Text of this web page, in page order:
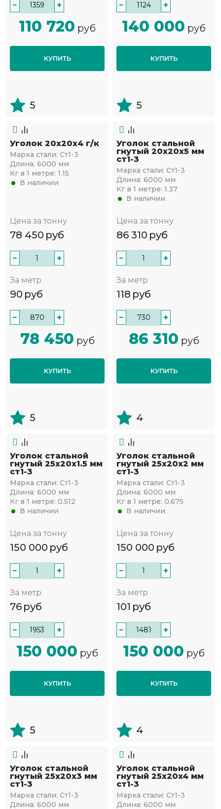
− +
110 720 руб
КУПИТЬ
5
− +
140 000 руб
КУПИТЬ
5
Уголок 20х20х4 г/к
Марка стали: Ст1-3
Длина: 6000 мм
Кг в 1 метре: 1.15
В наличии
Цена за тонну
78 450 руб
− +
За метр
90 руб
− +
78 450 руб
КУПИТЬ
5
Уголок стальной
гнутый 20х20x5 мм
ст1-3
Марка стали: Ст1-3
Длина: 6000 мм
Кг в 1 метре: 1.37
В наличии
Цена за тонну
86 310 руб
− +
За метр
118 руб
− +
86 310 руб
КУПИТЬ
4
Уголок стальной
гнутый 25х20x1.5 мм
ст1-3
Марка стали: Ст1-3
Длина: 6000 мм
Кг в 1 метре: 0.512
В наличии
Цена за тонну
150 000 руб
− +
За метр
76 руб
− +
150 000 руб
КУПИТЬ
5
Уголок стальной
гнутый 25х20x2 мм
ст1-3
Марка стали: Ст1-3
Длина: 6000 мм
Кг в 1 метре: 0.675
В наличии
Цена за тонну
150 000 руб
− +
За метр
101 руб
− +
150 000 руб
КУПИТЬ
4
Уголок стальной
гнутый 25х20x3 мм
ст1-3
Марка стали: Ст1-3
Длина: 6000 мм
Уголок стальной
гнутый 25х20x4 мм
ст1-3
Марка стали: Ст1-3
Длина: 6000 мм